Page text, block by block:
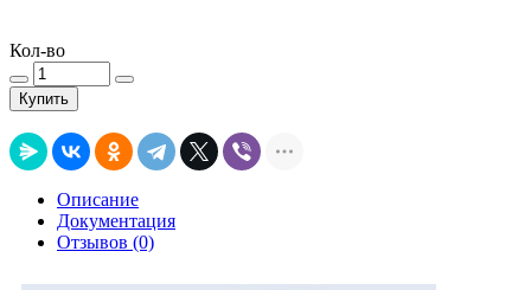
Кол-во
Купить
Описание
Документация
Отзывов (0)